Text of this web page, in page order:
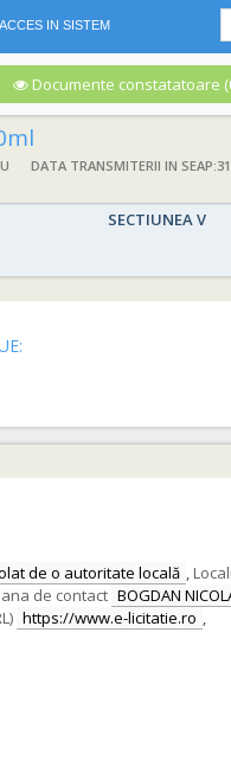
ACCES IN SISTEM
Documente constatatoare
DATA TRANSMITERII IN
SECTIUNEA V
de o autoritate locală ,
de contact BOGDAN
https://www.e-licitatie.ro ,